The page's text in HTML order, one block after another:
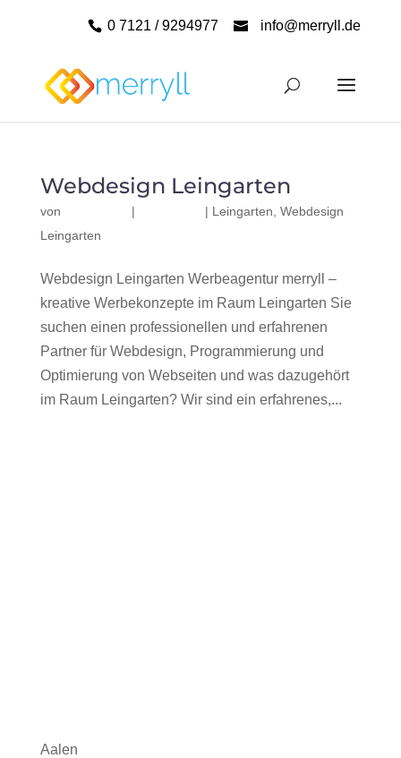
0 7121 / 9294977 info@merryll.de
Webdesign Leingarten
von | | Leingarten Webdesign
Leingarten
Webdesign Leingarten Werbeagentur merryll –
kreative Werbekonzepte im Raum Leingarten Sie
suchen einen professionellen und erfahrenen
Partner für Webdesign, Programmierung und
Optimierung von Webseiten und was dazugehört
im Raum Leingarten? Wir sind ein erfahrenes,...
Aalen